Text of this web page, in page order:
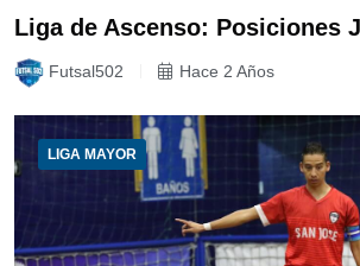
Liga de Ascenso: Posiciones
Futsal502 Hace 2 Años
LIGA MAYOR